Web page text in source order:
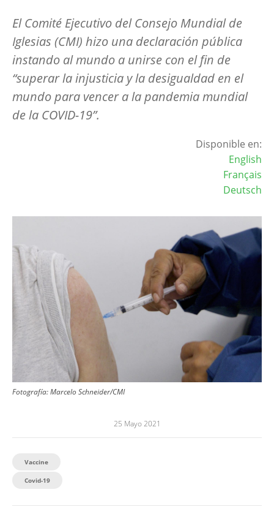
El Comité Ejecutivo del Consejo Mundial de
Iglesias (CMI) hizo una declaración pública
instando al mundo a unirse con el fin de
“superar la injusticia y la desigualdad en el
mundo para vencer a la pandemia mundial
de la COVID-19”.
Disponible en:
English
Français
Deutsch
Fotografía:Marcelo Schneider/CMI
25 Mayo 2021
Vaccine
Covid-19